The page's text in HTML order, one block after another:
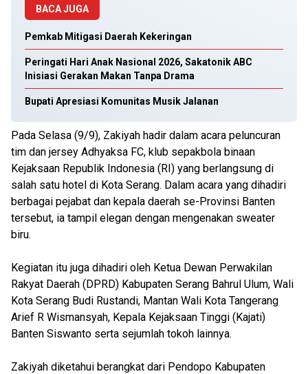
BACA JUGA
Pemkab Mitigasi Daerah Kekeringan
Peringati Hari Anak Nasional 2026, Sakatonik ABC
Inisiasi Gerakan Makan Tanpa Drama
Bupati Apresiasi Komunitas Musik Jalanan
Pada Selasa (9/9), Zakiyah hadir dalam acara peluncuran
tim dan jersey Adhyaksa FC, klub sepakbola binaan
Kejaksaan Republik Indonesia (RI) yang berlangsung di
salah satu hotel di Kota Serang. Dalam acara yang dihadiri
berbagai pejabat dan kepala daerah se-Provinsi Banten
tersebut, ia tampil elegan dengan mengenakan sweater
biru.
Kegiatan itu juga dihadiri oleh Ketua Dewan Perwakilan
Rakyat Daerah (DPRD) Kabupaten Serang Bahrul Ulum, Wali
Kota Serang Budi Rustandi, Mantan Wali Kota Tangerang
Arief R Wismansyah, Kepala Kejaksaan Tinggi (Kajati)
Banten Siswanto serta sejumlah tokoh lainnya.
Zakiyah diketahui berangkat dari Pendopo Kabupaten